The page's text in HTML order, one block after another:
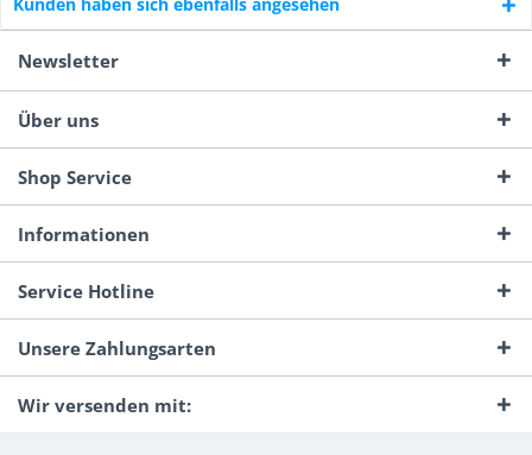
Newsletter
Über uns
Shop Service
Informationen
Service Hotline
Unsere Zahlungsarten
Wir versenden mit: